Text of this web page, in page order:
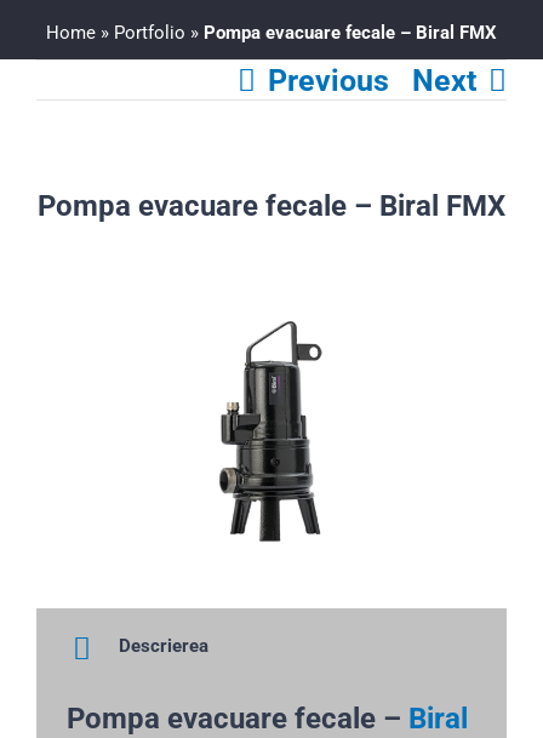
Home » Portfolio » Pompa evacuare fecale – Biral FMX
Previous Next
Pompa evacuare fecale – Biral FMX
Descrierea
Pompa evacuare fecale – Biral